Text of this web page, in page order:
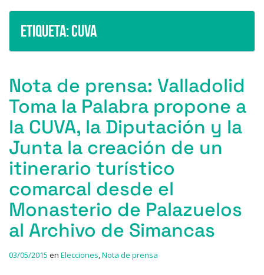
Etiqueta:CUVA
Nota de prensa: Valladolid
Toma la Palabra propone a
la CUVA, la Diputación y la
Junta la creación de un
itinerario turístico
comarcal desde el
Monasterio de Palazuelos
al Archivo de Simancas
03/05/2015 en Elecciones,Nota de prensa